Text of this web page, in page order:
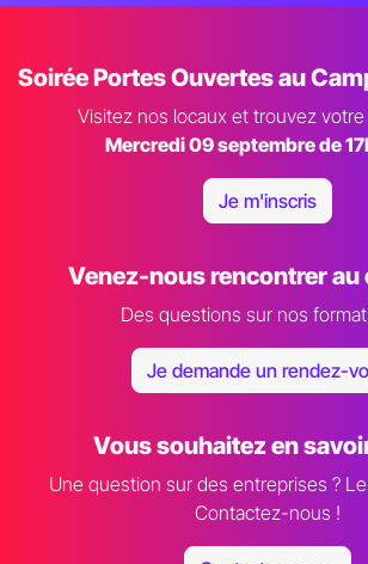
Soirée Portes Ouvertes au
Visitez nos locaux et trouvez
Mercredi 09 septembre de
Je m'inscris
Venez-nous rencontrer au
Des questions sur nos
Je demande un rendez-
Vous souhaitez en
Une question sur des entreprises ?
Contactez-nous !